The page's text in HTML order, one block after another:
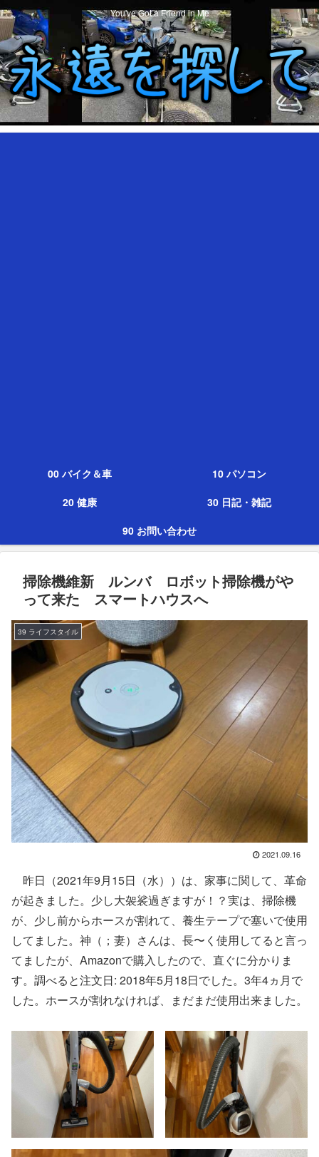
You've Got a Friend in Me
00 バイク＆車
10 パソコン
20 健康
30 日記・雑記
90 お問い合わせ
掃除機維新 ルンバ ロボット掃除機がや
って来た スマートハウスへ
39 ライフスタイル
2021.09.16
昨日（2021年9月15日（水））は、家事に関して、革命
が起きました。少し大袈裟過ぎますが！？実は、掃除機
が、少し前からホースが割れて、養生テープで塞いで使用
してました。神（；妻）さんは、長〜く使用してると言っ
てましたが、Amazonで購入したので、直ぐに分かりま
す。調べると注文日: 2018年5月18日でした。3年4ヵ月で
した。ホースが割れなければ、まだまだ使用出来ました。